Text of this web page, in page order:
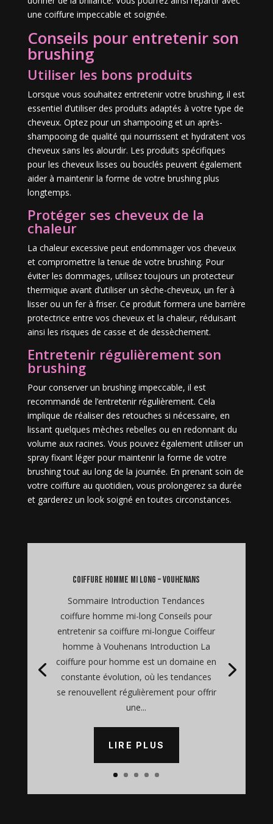
une coiffure impeccable et soignée.
Conseils pour entretenir son
brushing
Utiliser les bons produits
Lorsque vous souhaitez entretenir votre brushing, il est
essentiel d’utiliser des produits adaptés à votre type de
cheveux. Optez pour un shampooing et un après-
shampooing de qualité qui nourrissent et hydratent vos
cheveux sans les alourdir. Les produits spécifiques
pour les cheveux lisses ou bouclés peuvent également
aider à maintenir la forme de votre brushing plus
longtemps.
Protéger ses cheveux de la
chaleur
La chaleur excessive peut endommager vos cheveux
et compromettre la tenue de votre brushing. Pour
éviter les dommages, utilisez toujours un protecteur
thermique avant d’utiliser un sèche-cheveux, un fer à
lisser ou un fer à friser. Ce produit formera une barrière
protectrice entre vos cheveux et la chaleur, réduisant
ainsi les risques de casse et de dessèchement.
Entretenir régulièrement son
brushing
Pour conserver un brushing impeccable, il est
recommandé de l’entretenir régulièrement. Cela
implique de réaliser des retouches si nécessaire, en
lissant quelques mèches rebelles ou en redonnant du
volume aux racines. Vous pouvez également utiliser un
spray fixant léger pour maintenir la forme de votre
brushing tout au long de la journée. En prenant soin de
votre coiffure au quotidien, vous prolongerez sa durée
et garderez un look soigné en toutes circonstances.
coiffure homme mi long – Vouhenans
Sommaire Introduction Tendances
coiffure homme mi-long Conseils pour
entretenir sa coiffure mi-longue Coiffeur
homme à Vouhenans Introduction La
coiffure pour homme est un domaine en
constante évolution, où les tendances
se renouvellent régulièrement pour offrir
une...
LIRE PLUS